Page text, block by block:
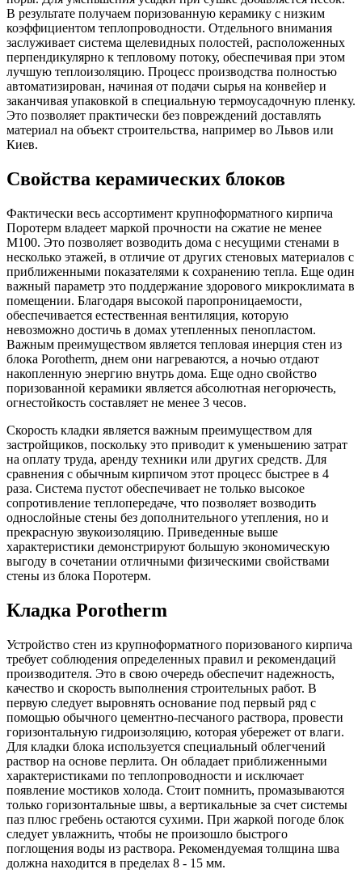
В результате получаем поризованную керамику с низким
коэффициентом теплопроводности. Отдельного внимания
заслуживает система щелевидных полостей, расположенных
перпендикулярно к тепловому потоку, обеспечивая при этом
лучшую теплоизоляцию. Процесс производства полностью
автоматизирован, начиная от подачи сырья на конвейер и
заканчивая упаковкой в ​​специальную термоусадочную пленку.
Это позволяет практически без повреждений доставлять
материал на объект строительства, например во Львов или
Киев.
Свойства керамических блоков
Фактически весь ассортимент крупноформатного кирпича
Поротерм владеет маркой прочности на сжатие не менее
М100. Это позволяет возводить дома с несущими стенами в
несколько этажей, в отличие от других стеновых материалов с
приближенными показателями к сохранению тепла. Еще один
важный параметр это поддержание здорового микроклимата в
помещении. Благодаря высокой паропроницаемости,
обеспечивается естественная вентиляция, которую
невозможно достичь в домах утепленных пенопластом.
Важным преимуществом является тепловая инерция стен из
блока Porotherm, днем ​​они нагреваются, а ночью отдают
накопленную энергию внутрь дома. Еще одно свойство
поризованной керамики является абсолютная негорючесть,
огнестойкость составляет не менее 3 чесов.
Скорость кладки является важным преимуществом для
застройщиков, поскольку это приводит к уменьшению затрат
на оплату труда, аренду техники или других средств. Для
сравнения с обычным кирпичом этот процесс быстрее в 4
раза. Система пустот обеспечивает не только высокое
сопротивление теплопередаче, что позволяет возводить
однослойные стены без дополнительного утепления, но и
прекрасную звукоизоляцию. Приведенные выше
характеристики демонстрируют большую экономическую
выгоду в сочетании отличными физическими свойствами
стены из блока Поротерм.
Кладка Porotherm
Устройство стен из крупноформатного поризованого кирпича
требует соблюдения определенных правил и рекомендаций
производителя. Это в свою очередь обеспечит надежность,
качество и скорость выполнения строительных работ. В
первую следует выровнять основание под первый ряд с
помощью обычного цементно-песчаного раствора, провести
горизонтальную гидроизоляцию, которая убережет от влаги.
Для кладки блока используется специальный облегчений
раствор на основе перлита. Он обладает приближенными
характеристиками по теплопроводности и исключает
появление мостиков холода. Стоит помнить, промазываются
только горизонтальные швы, а вертикальные за счет системы
паз плюс гребень остаются сухими. При жаркой погоде блок
следует увлажнить, чтобы не произошло быстрого
поглощения воды из раствора. Рекомендуемая толщина шва
должна находится в пределах 8 - 15 мм.